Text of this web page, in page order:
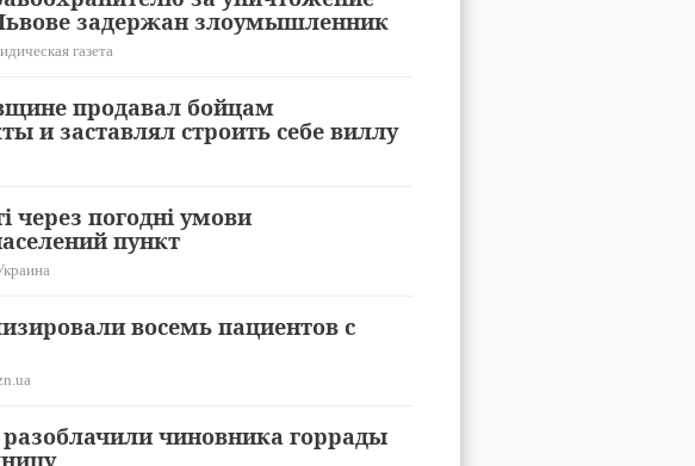
задержан злоумышленник
газета
продавал бойцам
и заставлял строить себе виллу
через погодні умови
пункт
восемь пациентов с
чиновника горрады